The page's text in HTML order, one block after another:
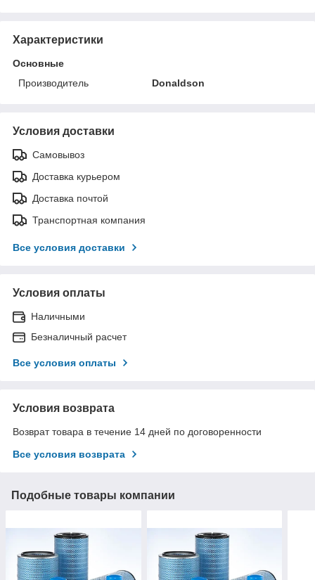
Характеристики
Основные
Производитель
Donaldson
Условия доставки
Самовывоз
Доставка курьером
Доставка почтой
Транспортная компания
Все условия доставки
Условия оплаты
Наличными
Безналичный расчет
Все условия оплаты
Условия возврата
Возврат товара в течение 14 дней по договоренности
Все условия возврата
Подобные товары компании